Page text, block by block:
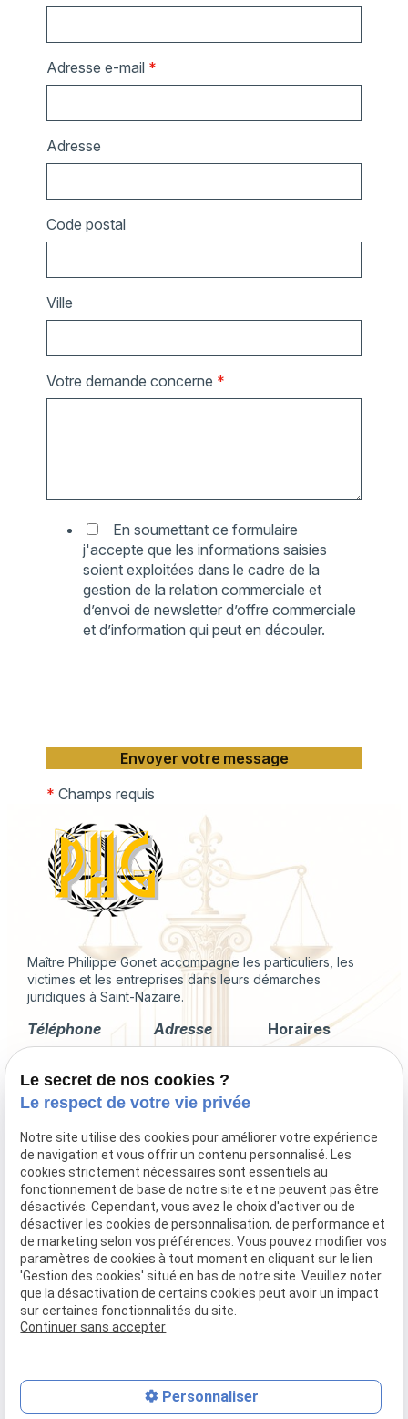
Adresse e-mail *
Adresse
Code postal
Ville
Votre demande concerne *
En soumettant ce formulaire
j'accepte que les informations saisies
soient exploitées dans le cadre de la
gestion de la relation commerciale et
d’envoi de newsletter d’offre commerciale
et d’information qui peut en découler.
* Champs requis
Maître Philippe Gonet accompagne les particuliers, les
victimes et les entreprises dans leurs démarches
juridiques à Saint-Nazaire.
Téléphone
Adresse
Corps de
Garde
Nazaire
Horaires
Droit immobilier
Droit de la famille
Procédures collectives
Indemnisation du préjudice corporel
Mentions légales
Le secret de nos cookies ?
Le respect de votre vie privée
Notre site utilise des cookies pour améliorer votre expérience
de navigation et vous offrir un contenu personnalisé. Les
cookies strictement nécessaires sont essentiels au
fonctionnement de base de notre site et ne peuvent pas être
désactivés. Cependant, vous avez le choix d'activer ou de
désactiver les cookies de personnalisation, de performance et
de marketing selon vos préférences. Vous pouvez modifier vos
paramètres de cookies à tout moment en cliquant sur le lien
'Gestion des cookies' situé en bas de notre site. Veuillez noter
que la désactivation de certains cookies peut avoir un impact
sur certaines fonctionnalités du site.
Continuer sans accepter
Personnaliser